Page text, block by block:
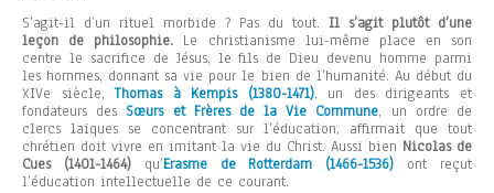
S’agit-il d’un rituel morbide ? Pas du tout. Il s’agit plutôt d’une
leçon de philosophie. Le christianisme lui-même place en son
centre le sacrifice de Jésus, le fils de Dieu devenu homme parmi
les hommes, donnant sa vie pour le bien de l’humanité. Au début du
XIVe siècle,Thomas à Kempis (1380-1471), un des dirigeants et
fondateurs des Sœurs et Frères de la Vie Commune, un ordre de
clercs laïques se concentrant sur l’éducation, affirmait que tout
chrétien doit vivre en imitant la vie du Christ. Aussi bien Nicolas de
Cues (1401-1464)qu’Erasme de Rotterdam (1466-1536) ont reçut
l’éducation intellectuelle de ce courant.